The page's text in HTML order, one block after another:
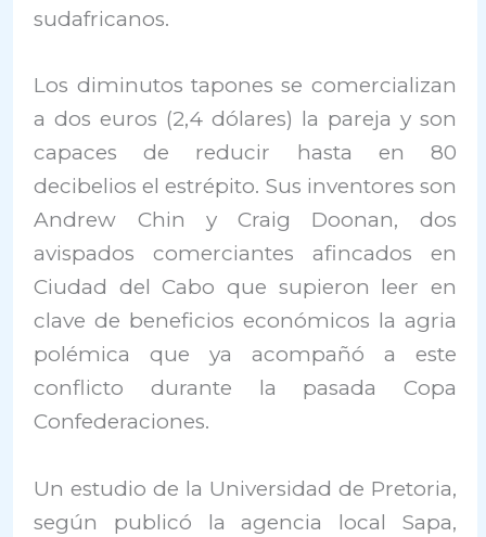
sudafricanos.
Los diminutos tapones se comercializan
a dos euros (2,4 dólares) la pareja y son
capaces de reducir hasta en 80
decibelios el estrépito. Sus inventores son
Andrew Chin y Craig Doonan, dos
avispados comerciantes afincados en
Ciudad del Cabo que supieron leer en
clave de beneficios económicos la agria
polémica que ya acompañó a este
conflicto durante la pasada Copa
Confederaciones.
Un estudio de la Universidad de Pretoria,
según publicó la agencia local Sapa,